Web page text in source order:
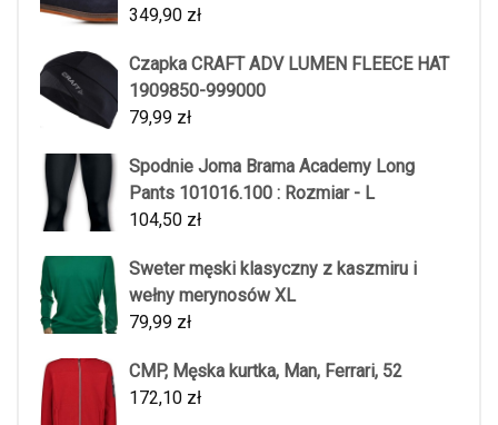
349,90 zł
Czapka CRAFT ADV LUMEN FLEECE HAT
1909850-999000
79,99 zł
Spodnie Joma Brama Academy Long
Pants 101016.100 : Rozmiar - L
104,50 zł
Sweter męski klasyczny z kaszmiru i
wełny merynosów XL
79,99 zł
CMP, Męska kurtka, Man, Ferrari, 52
172,10 zł